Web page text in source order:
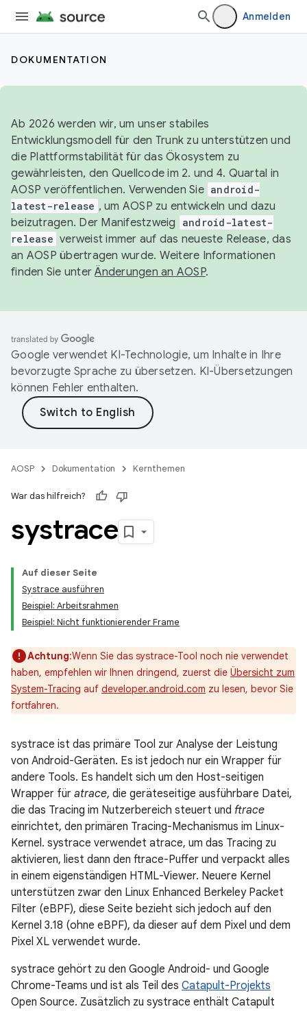
Anmelden
DOKUMENTATION
Ab 2026 werden wir, um unser stabiles
Entwicklungsmodell für den Trunk zu unterstützen und
die Plattformstabilität für das Ökosystem zu
gewährleisten, den Quellcode im 2. und 4. Quartal in
AOSP veröffentlichen. Verwenden Sie android-
latest-release , um AOSP zu entwickeln und dazu
beizutragen. Der Manifestzweig
android-latest-
release verweist immer auf das neueste Release, das
an AOSP übertragen wurde. Weitere Informationen
finden Sie unterÄnderungen an AOSP.
Google verwendet KI-Technologie, um Inhalte in Ihre
bevorzugte Sprache zu übersetzen. KI-Übersetzungen
können Fehler enthalten.
AOSP Dokumentation Kernthemen
War das hilfreich?
systrace
Auf dieser Seite
Systrace ausführen
Beispiel: Arbeitsrahmen
Beispiel: Nicht funktionierender Frame
Achtung:Wenn Sie das systrace-Tool noch nie verwendet
haben, empfehlen wir Ihnen dringend, zuerst die Übersicht zum
System-Tracing auf developer.android.com zu lesen, bevor Sie
fortfahren.
systrace ist das primäre Tool zur Analyse der Leistung
von Android-Geräten. Es ist jedoch nur ein Wrapper für
andere Tools. Es handelt sich um den Host-seitigen
Wrapper für atrace, die geräteseitige ausführbare Datei,
die das Tracing im Nutzerbereich steuert und ftrace
einrichtet, den primären Tracing-Mechanismus im Linux-
Kernel. systrace verwendet atrace, um das Tracing zu
aktivieren, liest dann den ftrace-Puffer und verpackt alles
in einem eigenständigen HTML-Viewer. Neuere Kernel
unterstützen zwar den Linux Enhanced Berkeley Packet
Filter (eBPF), diese Seite bezieht sich jedoch auf den
Kernel 3.18 (ohne eBPF), da dieser auf dem Pixel und dem
Pixel XL verwendet wurde.
systrace gehört zu den Google Android- und Google
Chrome-Teams und ist als Teil des Catapult-Projekts
Open Source. Zusätzlich zu systrace enthält Catapult